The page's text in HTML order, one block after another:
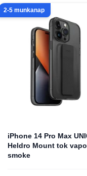
2-5 munkanap
iPhone 14 Pro Max
Heldro Mount tok
smoke